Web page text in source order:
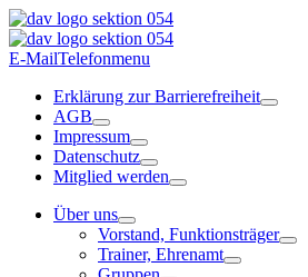
E-MailTelefonmenu
Erklärung zur Barrierefreiheit
AGB
Impressum
Datenschutz
Mitglied werden
Über uns
Vorstand, Funktionsträger
Trainer, Ehrenamt